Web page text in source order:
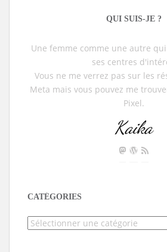
QUI SUIS-JE ?
Une femme comme une autre
ses centres
Vous ne me verrez pas sur les
Meta mais vous pouvez me
Pixel.
Kaika
CATÉGORIES
Catégories